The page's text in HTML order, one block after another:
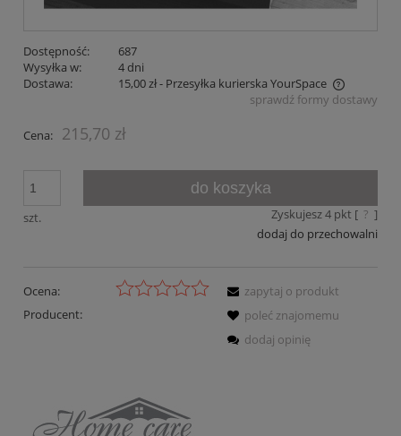
Dostępność:
687
Wysyłka w:
4 dni
Dostawa:
15,00 zł- Przesyłka kurierska YourSpace
Cena nie zawiera ewentualnych kosztów płatnościsprawdź formy dostawy
Cena: 215,70 zł
szt.
do koszyka
Zyskujesz4pkt [ ? ]
dodaj do przechowalni
Ocena:
Producent:
zapytaj o produkt
poleć znajomemu
dodaj opinię